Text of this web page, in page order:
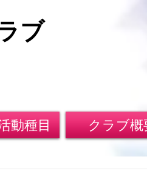
ブ
動種目 クラブ概